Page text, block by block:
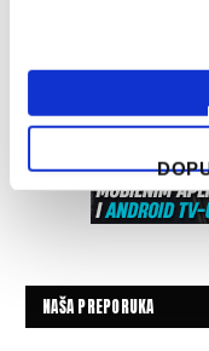
NAŠA PREPORUKA